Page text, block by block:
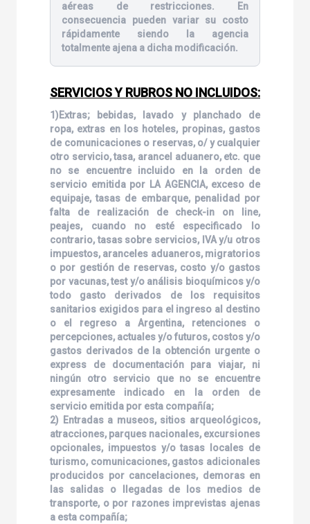
aéreas de restricciones. En
consecuencia pueden variar su costo
rápidamente siendo la agencia
totalmente ajena a dicha modificación.
SERVICIOS Y RUBROS NO INCLUIDOS:
1)Extras; bebidas, lavado y planchado de
ropa, extras en los hoteles, propinas, gastos
de comunicaciones o reservas, o/ y cualquier
otro servicio, tasa, arancel aduanero, etc. que
no se encuentre incluido en la orden de
servicio emitida por LA AGENCIA, exceso de
equipaje, tasas de embarque, penalidad por
falta de realización de check-in on line,
peajes, cuando no esté especificado lo
contrario, tasas sobre servicios, IVA y/u otros
impuestos, aranceles aduaneros, migratorios
o por gestión de reservas, costo y/o gastos
por vacunas, test y/o análisis bioquímicos y/o
todo gasto derivados de los requisitos
sanitarios exigidos para el ingreso al destino
o el regreso a Argentina, retenciones o
percepciones, actuales y/o futuros, costos y/o
gastos derivados de la obtención urgente o
express de documentación para viajar, ni
ningún otro servicio que no se encuentre
expresamente indicado en la orden de
servicio emitida por esta compañía;
2) Entradas a museos, sitios arqueológicos,
atracciones, parques nacionales, excursiones
opcionales, impuestos y/o tasas locales de
turismo, comunicaciones, gastos adicionales
producidos por cancelaciones, demoras en
las salidas o llegadas de los medios de
transporte, o por razones imprevistas ajenas
a esta compañía;